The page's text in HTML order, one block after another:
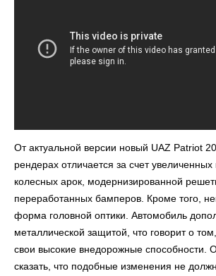
От актуальной версии новый UAZ Patriot
рендерах отличается за счет
колесных арок, модернизированной
переработанных бамперов. Кроме того,
форма головной оптики. Автомобиль
металлической защитой, что говорит о
свои высокие внедорожные способности.
сказать, что подобные изменения не